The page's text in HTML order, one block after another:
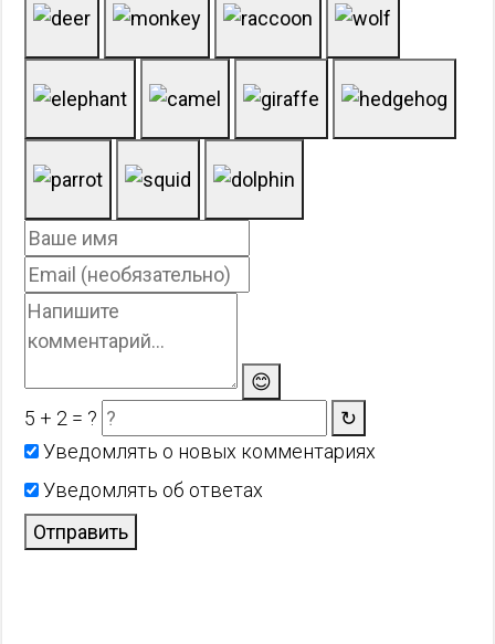
😊
5 + 2 = ?
↻
Уведомлять о новых комментариях
Уведомлять об ответах
Отправить